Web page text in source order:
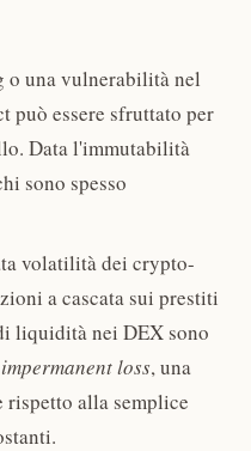
o una vulnerabilità nel
può essere sfruttato per
Data l'immutabilità
sono spesso
volatilità dei crypto-
a cascata sui prestiti
liquidità nei DEX sono
impermanent loss, una
alla semplice